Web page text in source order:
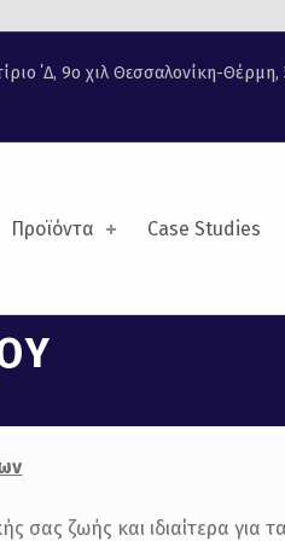
Προϊόντα Case Studies
΄Δ, 9ο χιλ Θεσσαλονίκη-Θέρμη,
σας ζωής και ιδιαίτερα